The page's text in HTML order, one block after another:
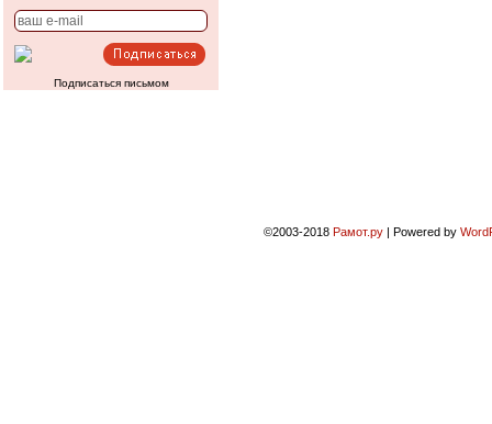
Подписаться письмом
©2003-2018 Рамот.ру | Powered by